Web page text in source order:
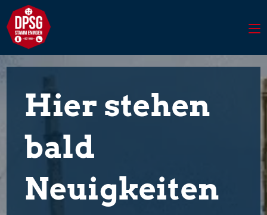
Hier stehen
bald
Neuigkeiten